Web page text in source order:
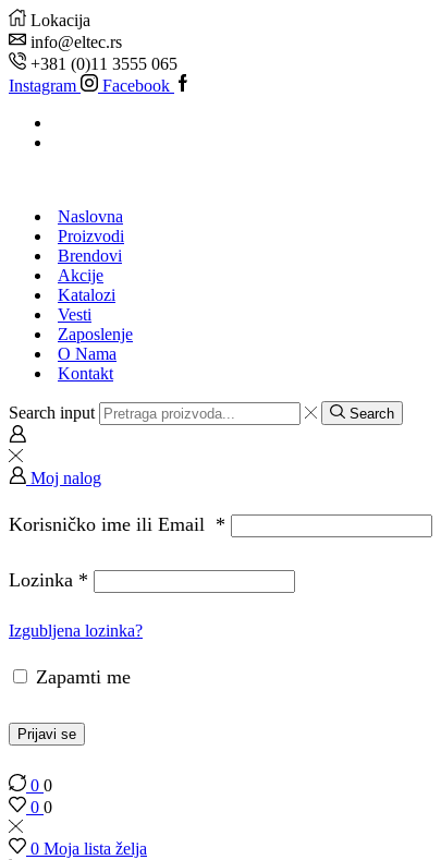
Lokacija
info@eltec.rs
+381 (0)11 3555 065
Instagram
Facebook
Naslovna
Proizvodi
Brendovi
Akcije
Katalozi
Vesti
Zaposlenje
O Nama
Kontakt
Search input Search
Moj nalog
Korisničko ime ili Email *
Lozinka *
Izgubljena lozinka?
Zapamti me
Prijavi se
0 0
0 0
0 Moja lista želja